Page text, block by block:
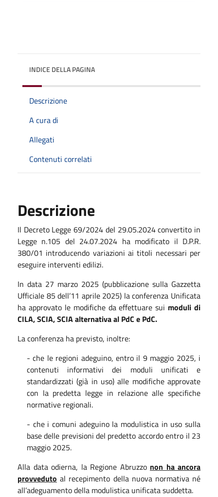
INDICE DELLA PAGINA
Descrizione
A cura di
Allegati
Contenuti correlati
Descrizione
Il Decreto Legge 69/2024 del 29.05.2024 convertito in
Legge n.105 del 24.07.2024 ha modificato il D.P.R.
380/01 introducendo variazioni ai titoli necessari per
eseguire interventi edilizi.
In data 27 marzo 2025 (pubblicazione sulla Gazzetta
Ufficiale 85 dell’11 aprile 2025) la conferenza Unificata
ha approvato le modifiche da effettuare sui moduli di
CILA, SCIA, SCIA alternativa al PdC e PdC.
La conferenza ha previsto, inoltre:
- che le regioni adeguino, entro il 9 maggio 2025, i
contenuti informativi dei moduli unificati e
standardizzati (già in uso) alle modifiche approvate
con la predetta legge in relazione alle specifiche
normative regionali.
- che i comuni adeguino la modulistica in uso sulla
base delle previsioni del predetto accordo entro il 23
maggio 2025.
Alla data odierna, la Regione Abruzzo non ha ancora
provveduto al recepimento della nuova normativa né
all’adeguamento della modulistica unificata suddetta.